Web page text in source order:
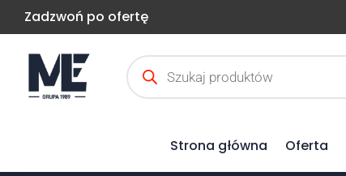
Zadzwoń po ofertę
Wyszukiwarka
produktów
Strona główna Oferta